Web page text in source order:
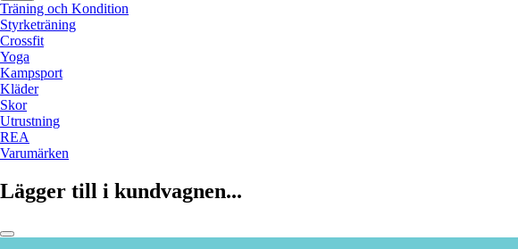
Träning och Kondition
Styrketräning
Crossfit
Yoga
Kampsport
Kläder
Skor
Utrustning
REA
Varumärken
Lägger till i kundvagnen...